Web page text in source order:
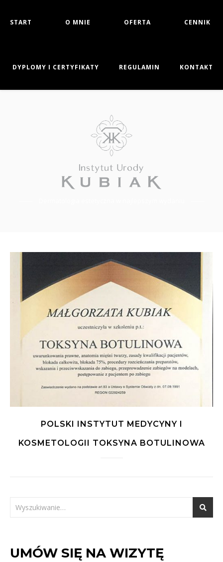
START O MNIE OFERTA CENNIK
DYPLOMY I CERTYFIKATY REGULAMIN KONTAKT
POLSKI INSTYTUT MEDYCYNY I
KOSMETOLOGII TOKSYNA BOTULINOWA
UMÓW SIĘ NA WIZYTĘ